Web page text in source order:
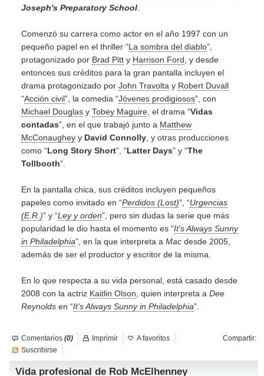
Joseph's Preparatory School
Comenzó su carrera como actor en el año 1997 con un
pequeño papel en el thriller “La sombra del diablo”,
protagonizado por Brad Pitt y Harrison Ford , y desde
entonces sus créditos para la gran pantalla incluyen el
drama protagonizado por John Travolta y Robert Duvall
“Acción civil”, la comedia “Jóvenes prodigiosos”, con
Michael Douglas y Tobey Maguire , el drama “Vidas
contadas”, en el que trabajó junto a Matthew
McConaughey y David Connolly , y otras producciones
como “Long Story Short”, “Latter Days” y “The
Tollbooth”.
En la pantalla chica, sus créditos incluyen pequeños
papeles como invitado en “Perdidos (Lost)”, “Urgencias
(E.R.)” y “Ley y orden”, pero sin dudas la serie que más
popularidad le dio hasta el momento es “It's Always Sunny
in Philadelphia”, en la que interpreta a Mac desde 2005,
además de ser el productor y escritor de la misma.
En lo que respecta a su vida personal, está casado desde
2008 con la actriz Kaitlin Olson , quien interpreta a Dee
Reynolds en “It's Always Sunny in Philadelphia”.
Comentarios (0) Compartir:
Imprimir
A favoritos
Suscribirse
Vida profesional de Rob McElhenney